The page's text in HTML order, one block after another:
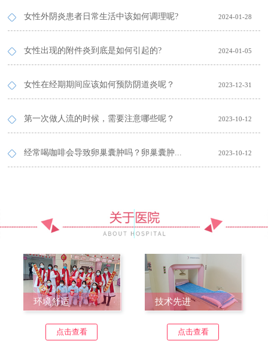
女性外阴炎患者日常生活中该如何调理呢? 2024-01-28
女性出现的附件炎到底是如何引起的? 2024-01-05
女性在经期期间应该如何预防阴道炎呢？ 2023-12-31
第一次做人流的时候，需要注意哪些呢？ 2023-10-12
经常喝咖啡会导致卵巢囊肿吗？卵巢囊肿... 2023-10-12
环境舒适
点击查看
技术先进
点击查看